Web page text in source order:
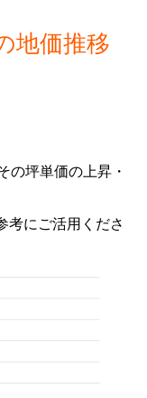
地価推移
の坪単価の上昇・
考にご活用くださ